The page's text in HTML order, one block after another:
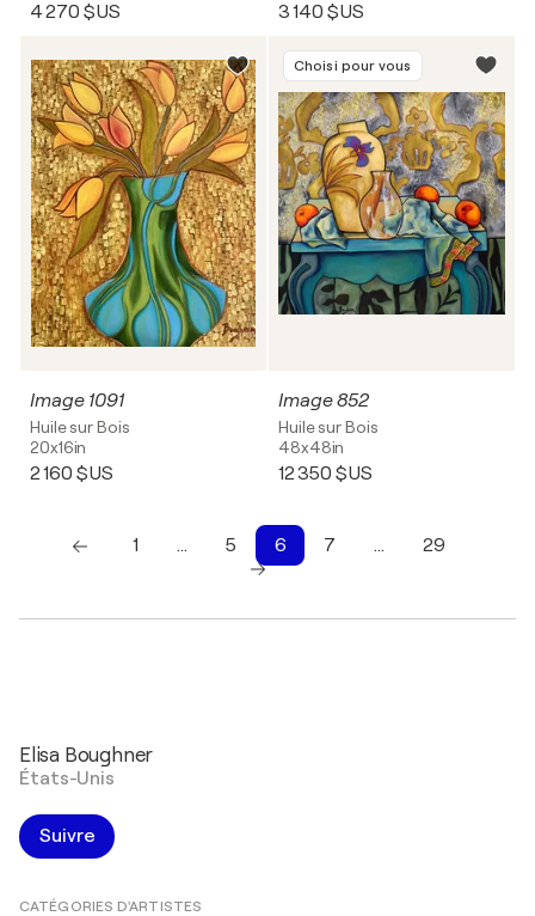
4 270 $US 3 140 $US
Image 1091
Huile sur Bois
20x16in
2 160 $US
Choisi pour vous
Image 852
Huile sur Bois
48x48in
12 350 $US
1 … 5 6 7 … 29
Elisa Boughner
États-Unis
Suivre
CATÉGORIES D'ARTISTES